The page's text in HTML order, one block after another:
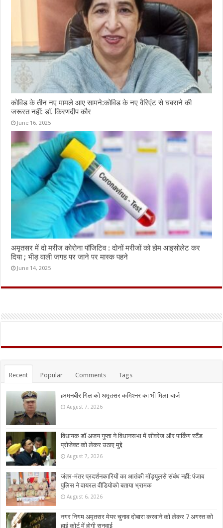
कोविड के तीन नए मामले आए सामने:कोविड के नए वैरिएंट से घबराने की
जरूरत नहीं: डॉ. किरणदीप कौर
June 16, 2025
अमृतसर में दो मरीज कोरोना पॉजिटिव : दोनों मरीजों को होम आइसोलेट कर
दिया ; भीड़ वाली जगह पर जाने पर मास्क पहने
June 14, 2025
Recent Popular Comments Tags
हरमनबीर गिल को अमृतसर कमिश्नर का भी मिला चार्ज
August 7, 2026
विधायक डॉ अजय गुप्ता ने विधानसभा में सीवरेज और पार्किंग स्टैंड
प्रोजेक्ट को लेकर उठाए मुद्दे
August 7, 2026
जंतर-मंतर प्रदर्शनकारियों का आतंकी मॉड्यूलसे संबंध नहीं: पंजाब
पुलिस ने वायरल वीडियोको बताया भ्रामक
August 6, 2026
नगर निगम अमृतसर मेयर चुनाव दोबारा करवाने को लेकर 7 अगस्त को
हाई कोर्ट में होगी सुनवाई